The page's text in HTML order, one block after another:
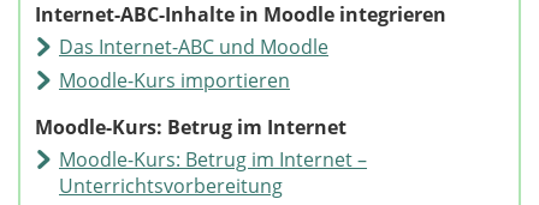
Internet-ABC-Inhalte in Moodle integrieren
Das Internet-ABC und Moodle
Moodle-Kurs importieren
Moodle-Kurs: Betrug im Internet
Moodle-Kurs: Betrug im Internet –
Unterrichtsvorbereitung